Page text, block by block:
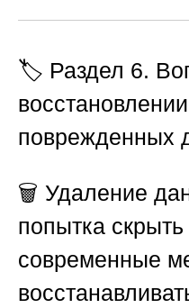
🏷️ Раздел 6.
поврежденных
🗑️ Удаление
попытка
современные